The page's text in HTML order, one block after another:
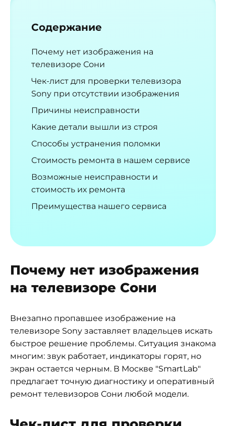
Содержание
Почему нет изображения на
телевизоре Сони
Чек-лист для проверки телевизора
Sony при отсутствии изображения
Причины неисправности
Какие детали вышли из строя
Способы устранения поломки
Стоимость ремонта в нашем сервисе
Возможные неисправности и
стоимость их ремонта
Преимущества нашего сервиса
Почему нет изображения
на телевизоре Сони
Внезапно пропавшее изображение на
телевизоре Sony заставляет владельцев искать
быстрое решение проблемы. Ситуация знакома
многим: звук работает, индикаторы горят, но
экран остается черным. В Москве "SmartLab"
предлагает точную диагностику и оперативный
ремонт телевизоров Сони любой модели.